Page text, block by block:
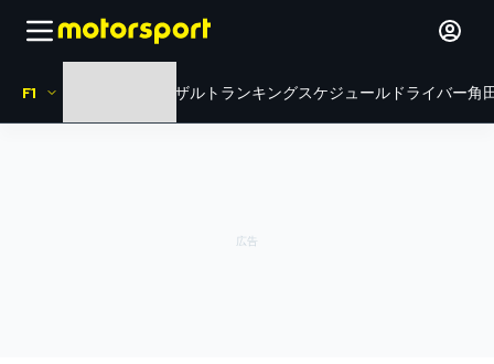
F1 リザルト ランキングスケジュール ドライバー角